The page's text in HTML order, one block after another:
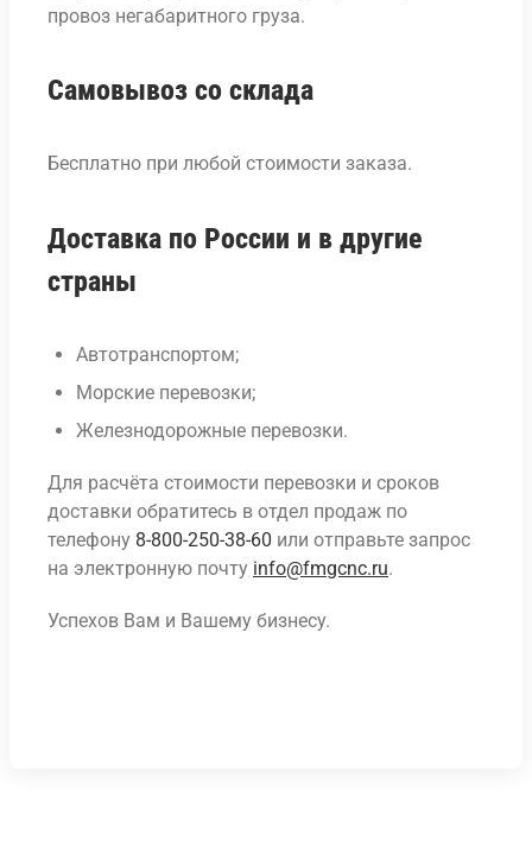
провоз негабаритного груза.
Самовывоз со склада
Бесплатно при любой стоимости заказа.
Доставка по России и в другие
страны
Автотранспортом;
Морские перевозки;
Железнодорожные перевозки.
Для расчёта стоимости перевозки и сроков
доставки обратитесь в отдел продаж по
телефону 8-800-250-38-60 или отправьте запрос
на электронную почту info@fmgcnc.ru.
Успехов Вам и Вашему бизнесу.